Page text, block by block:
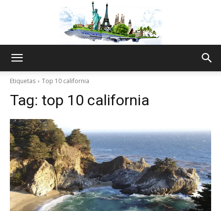
Thru
My
Etiquetas Top 10 california
Tag: top 10 california